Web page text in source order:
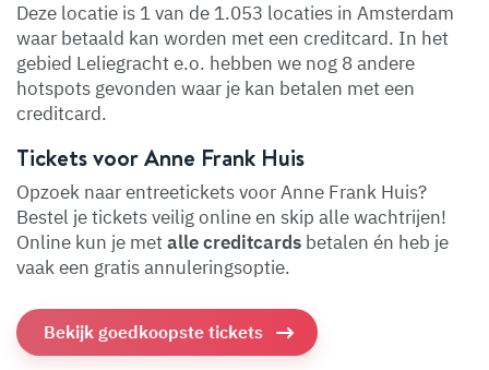
Deze locatie is 1 van de 1.053 locaties in Amsterdam
waar betaald kan worden met een creditcard. In het
gebied Leliegracht e.o. hebben we nog 8 andere
hotspots gevonden waar je kan betalen met een
creditcard.
Tickets voor Anne Frank Huis
Opzoek naar entreetickets voor Anne Frank Huis?
Bestel je tickets veilig online en skip alle wachtrijen!
Online kun je metalle creditcards betalen én heb je
vaak een gratis annuleringsoptie.
Bekijk goedkoopste tickets